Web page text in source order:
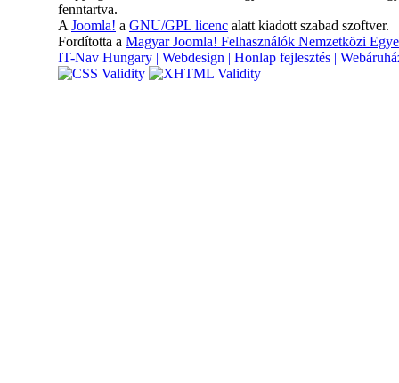
fenntartva.
A Joomla! a GNU/GPL licenc alatt kiadott szabad szoftver.
Fordította a Magyar Joomla! Felhasználók Nemzetközi
IT-Nav Hungary | Webdesign | Honlap fejlesztés |